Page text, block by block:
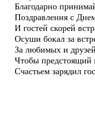
Благодарно
Поздравления с
И гостей скорей
Осуши бокал за
За любимых и
Чтобы предстоящий
Счастьем зарядил